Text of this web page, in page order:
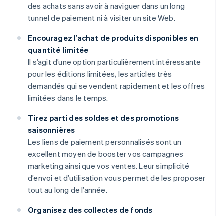
des achats sans avoir à naviguer dans un long
tunnel de paiement ni à visiter un site Web.
Encouragez l’achat de produits disponibles en
quantité limitée
Il s’agit d’une option particulièrement intéressante
pour les éditions limitées, les articles très
demandés qui se vendent rapidement et les offres
limitées dans le temps.
Tirez parti des soldes et des promotions
saisonnières
Les liens de paiement personnalisés sont un
excellent moyen de booster vos campagnes
marketing ainsi que vos ventes. Leur simplicité
d’envoi et d’utilisation vous permet de les proposer
tout au long de l’année.
Organisez des collectes de fonds